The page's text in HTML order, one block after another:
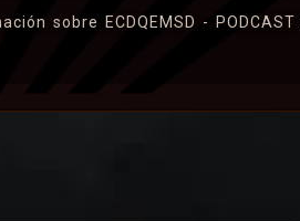
sobre ECDQEMSD - PODCAST ]